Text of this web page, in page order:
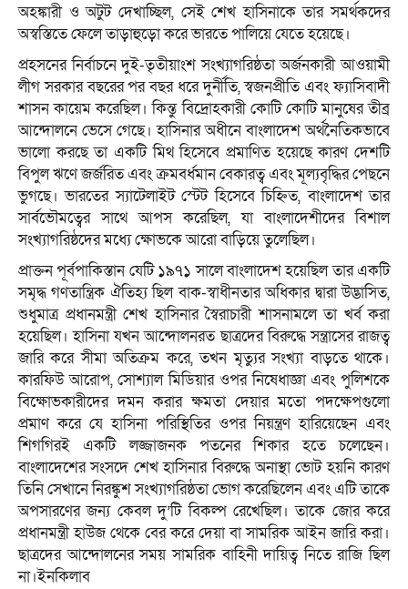
অহঙ্কারী ও অটুট দেখাচ্ছিল, সেই শেখ হাসিনাকে তার সমর্থকদের
অস্বস্তিতে ফেলে তাড়াহুড়ো করে ভারতে পালিয়ে যেতে হয়েছে।
প্রহসনের নির্বাচনে দুই-তৃতীয়াংশ সংখ্যাগরিষ্ঠতা অর্জনকারী আওয়ামী
লীগ সরকার বছরের পর বছর ধরে দুর্নীতি, স্বজনপ্রীতি এবং ফ্যাসিবাদী
শাসন কায়েম করেছিল। কিন্তু বিদ্রোহকারী কোটি কোটি মানুষের তীব্র
আন্দোলনে ভেসে গেছে। হাসিনার অধীনে বাংলাদেশ অর্থনৈতিকভাবে
ভালো করছে তা একটি মিথ হিসেবে প্রমাণিত হয়েছে কারণ দেশটি
বিপুল ঋণে জর্জরিত এবং ক্রমবর্ধমান বেকারত্ব এবং মূল্যবৃদ্ধির পেছনে
ভুগছে। ভারতের স্যাটেলাইট স্টেট হিসেবে চিহ্নিত, বাংলাদেশ তার
সার্বভৌমত্বের সাথে আপস করেছিল, যা বাংলাদেশীদের বিশাল
সংখ্যাগরিষ্ঠদের মধ্যে ক্ষোভকে আরো বাড়িয়ে তুলেছিল।
প্রাক্তন পূর্বপাকিস্তান যেটি ১৯৭১ সালে বাংলাদেশ হয়েছিল তার একটি
সমৃদ্ধ গণতান্ত্রিক ঐতিহ্য ছিল বাক-স্বাধীনতার অধিকার দ্বারা উদ্ভাসিত,
শুধুমাত্র প্রধানমন্ত্রী শেখ হাসিনার স্বৈরাচারী শাসনামলে তা খর্ব করা
হয়েছিল। হাসিনা যখন আন্দোলনরত ছাত্রদের বিরুদ্ধে সন্ত্রাসের রাজত্ব
জারি করে সীমা অতিক্রম করে, তখন মৃত্যুর সংখ্যা বাড়তে থাকে।
কারফিউ আরোপ, সোশ্যাল মিডিয়ার ওপর নিষেধাজ্ঞা এবং পুলিশকে
বিক্ষোভকারীদের দমন করার ক্ষমতা দেয়ার মতো পদক্ষেপগুলো
প্রমাণ করে যে হাসিনা পরিস্থিতির ওপর নিয়ন্ত্রণ হারিয়েছেন এবং
শিগগিরই একটি লজ্জাজনক পতনের শিকার হতে চলেছেন।
বাংলাদেশের সংসদে শেখ হাসিনার বিরুদ্ধে অনাস্থা ভোট হয়নি কারণ
তিনি সেখানে নিরঙ্কুশ সংখ্যাগরিষ্ঠতা ভোগ করেছিলেন এবং এটি তাকে
অপসারণের জন্য কেবল দু’টি বিকল্প রেখেছিল। তাকে জোর করে
প্রধানমন্ত্রী হাউজ থেকে বের করে দেয়া বা সামরিক আইন জারি করা।
ছাত্রদের আন্দোলনের সময় সামরিক বাহিনী দায়িত্ব নিতে রাজি ছিল
না।ইনকিলাব